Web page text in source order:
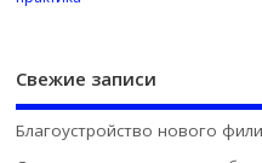
Свежие записи
Благоустройство нового